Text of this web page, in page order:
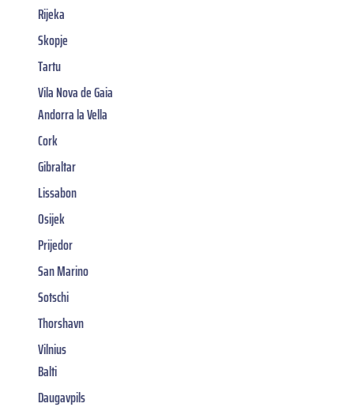
Rijeka
Skopje
Tartu
Vila Nova de Gaia
Andorra la Vella
Cork
Gibraltar
Lissabon
Osijek
Prijedor
San Marino
Sotschi
Thorshavn
Vilnius
Balti
Daugavpils